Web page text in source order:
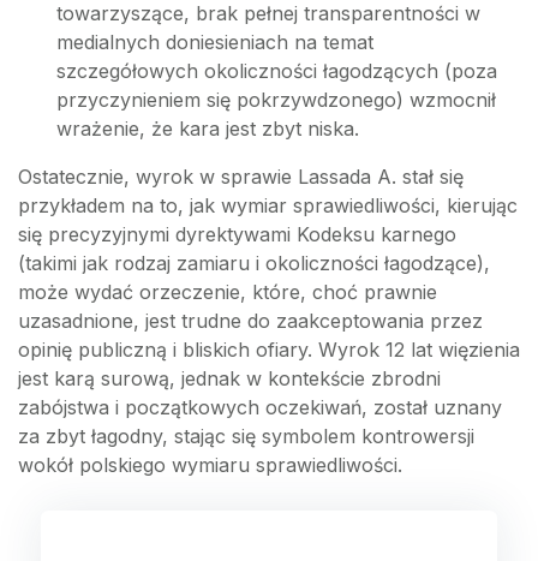
towarzyszące, brak pełnej transparentności w
medialnych doniesieniach na temat
szczegółowych okoliczności łagodzących (poza
przyczynieniem się pokrzywdzonego) wzmocnił
wrażenie, że kara jest zbyt niska.
Ostatecznie, wyrok w sprawie Lassada A. stał się
przykładem na to, jak wymiar sprawiedliwości, kierując
się precyzyjnymi dyrektywami Kodeksu karnego
(takimi jak rodzaj zamiaru i okoliczności łagodzące),
może wydać orzeczenie, które, choć prawnie
uzasadnione, jest trudne do zaakceptowania przez
opinię publiczną i bliskich ofiary. Wyrok 12 lat więzienia
jest karą surową, jednak w kontekście zbrodni
zabójstwa i początkowych oczekiwań, został uznany
za zbyt łagodny, stając się symbolem kontrowersji
wokół polskiego wymiaru sprawiedliwości.